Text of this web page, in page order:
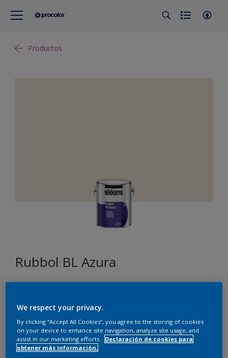
Productos
Rubbol BL Azura
Tamaño
1 litros
We respect your privacy.
By clicking “Accept All Cookies”, you agree to the storing of cookies
on your device to enhance site navigation, analyze site usage, and
assist in our marketing efforts.
Declaración de cookies para
obtener más información.